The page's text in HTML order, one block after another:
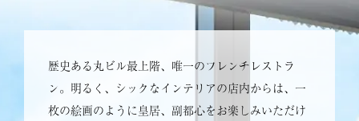
歴史ある丸ビル最上階、唯一のフレンチレストラ
ン。明るく、シックなインテリアの店内からは、一
枚の絵画のように皇居、副都心をお楽しみいただけ